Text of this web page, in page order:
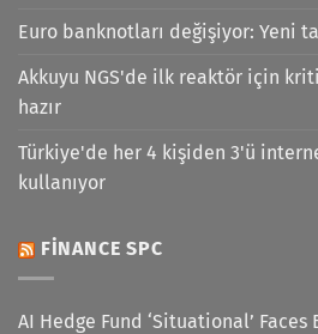
Euro banknotları değişiyor: Yeni
Akkuyu NGS'de ilk reaktör için
hazır
Türkiye'de her 4 kişiden 3'ü
kullanıyor
FINANCE SPC
AI Hedge Fund ‘Situational’